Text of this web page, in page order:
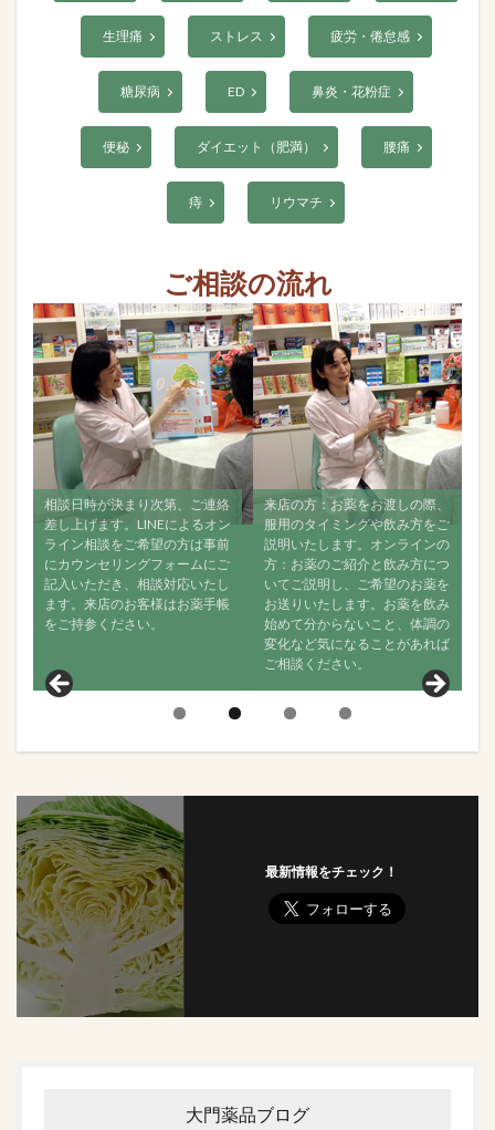
生理痛 ストレス 疲労・倦怠感
糖尿病 ED 鼻炎・花粉症
便秘 ダイエット（肥満） 腰痛
痔 リウマチ
ご相談の流れ
ご連絡
るオン
は事前
ムにご
いたし
薬手帳
来店の方：お薬をお渡しの際、
服用のタイミングや飲み方をご
説明いたします。オンラインの
方：お薬のご紹介と飲み方につ
いてご説明し、ご希望のお薬を
お送りいたします。お薬を飲み
始めて分からないこと、体調の
変化など気になることがあれば
すべて飲み終えましたら、再度
ご相談ください。ご来店でもオ
ンラインでも構いませんので、
なるべく経過をご連絡くださ
い。お薬が効いているか、飲ん
で何か変化がなかったかどう
か、舌の状態はどうか？などお
聞きし、その後の状態について
見ていきます。
最新情報をチェック！
大門薬品ブログ